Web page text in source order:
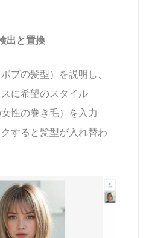
出と置換
ブの髪型）を説明し、
に希望のスタイル
性の巻き毛）を入力
クすると髪型が入れ替わ